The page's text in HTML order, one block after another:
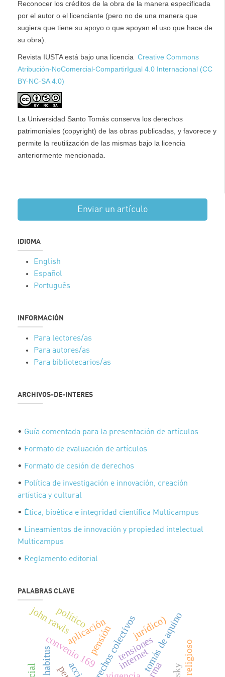
Reconocer los créditos de la obra de la manera especificada
por el autor o el licenciante (pero no de una manera que
sugiera que tiene su apoyo o que apoyan el uso que hace de
su obra).
Revista IUSTA está bajo una licencia Creative Commons
Atribución-NoComercial-CompartirIgual 4.0 Internacional (CC
BY-NC-SA 4.0)
La Universidad Santo Tomás conserva los derechos
patrimoniales (copyright) de las obras publicadas, y favorece y
permite la reutilización de las mismas bajo la licencia
anteriormente mencionada.
Enviar un artículo
IDIOMA
English
Español
Português
INFORMACIÓN
Para lectores/as
Para autores/as
Para bibliotecarios/as
ARCHIVOS-DE-INTERES
• Guía comentada para la presentación de artículos
• Formato de evaluación de artículos
• Formato de cesión de derechos
• Política de investigación e innovación, creación
artística y cultural
• Ética, bioética e integridad científica Multicampus
• Lineamientos de innovación y propiedad intelectual
Multicampus
• Reglamento editorial
PALABRAS CLAVE
derechos colectivos
convenio 169
aplicación
tensiones
pensión tomás de aquino
john rawls
habitus
político
religioso
jurídico)
internet